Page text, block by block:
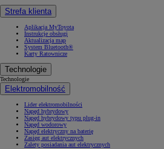
Strefa klienta
Aplikacja MyToyota
Instrukcje obsługi
Aktualizacja map
System Bluetooth®
Karty Ratownicze
Technologie
Technologie
Elektromobilność
Lider elektromobilności
Napęd hybrydowy
Napęd hybrydowy typu plug-in
Napęd wodorowy
Napęd elektryczny na baterię
Zasięg aut elektrycznych
Zalety posiadania aut elektrycznych